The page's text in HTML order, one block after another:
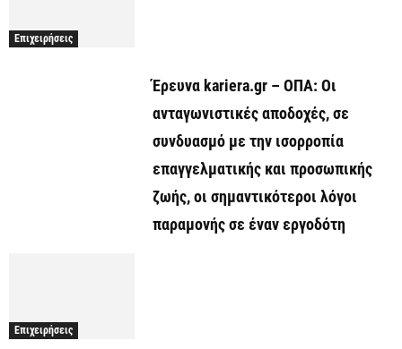
Επιχειρήσεις
Έρευνα kariera.gr – ΟΠΑ: Οι
ανταγωνιστικές αποδοχές, σε
συνδυασμό με την ισορροπία
επαγγελματικής και προσωπικής
ζωής, οι σημαντικότεροι λόγοι
παραμονής σε έναν εργοδότη
Επιχειρήσεις